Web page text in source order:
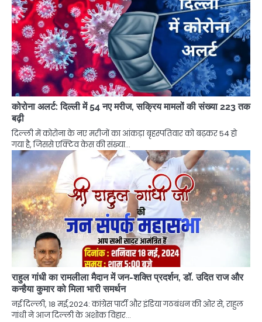
कोरोना अलर्ट: दिल्ली में 54 नए मरीज, सक्रिय मामलों की संख्या 223 तक
बढ़ी
दिल्ली में कोरोना के नए मरीजों का आंकड़ा बृहस्पतिवार को बढ़कर 54 हो
गया है, जिससे एक्टिव केस की संख्या…
राहुल गांधी का रामलीला मैदान में जन-शक्ति प्रदर्शन, डॉ. उदित राज और
कन्हैया कुमार को मिला भारी समर्थन
नई दिल्ली, 18 मई,2024: कांग्रेस पार्टी और इंडिया गठबंधन की ओर से, राहुल
गांधी ने आज दिल्ली के अशोक विहार…